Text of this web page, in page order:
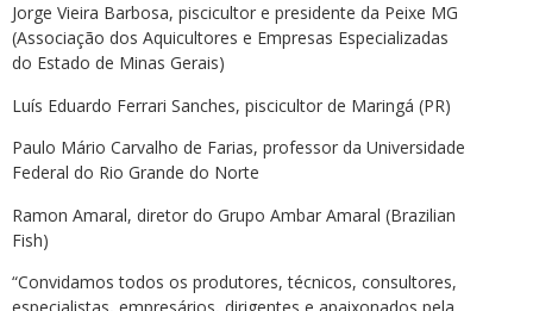
Jorge Vieira Barbosa, piscicultor e presidente da Peixe MG
(Associação dos Aquicultores e Empresas Especializadas
do Estado de Minas Gerais)
Luís Eduardo Ferrari Sanches, piscicultor de Maringá (PR)
Paulo Mário Carvalho de Farias, professor da Universidade
Federal do Rio Grande do Norte
Ramon Amaral, diretor do Grupo Ambar Amaral (Brazilian
Fish)
“Convidamos todos os produtores, técnicos, consultores,